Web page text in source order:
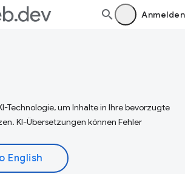
Anmelden
Technologie, um Inhalte in Ihre bevorzugte
KI-Übersetzungen können Fehler